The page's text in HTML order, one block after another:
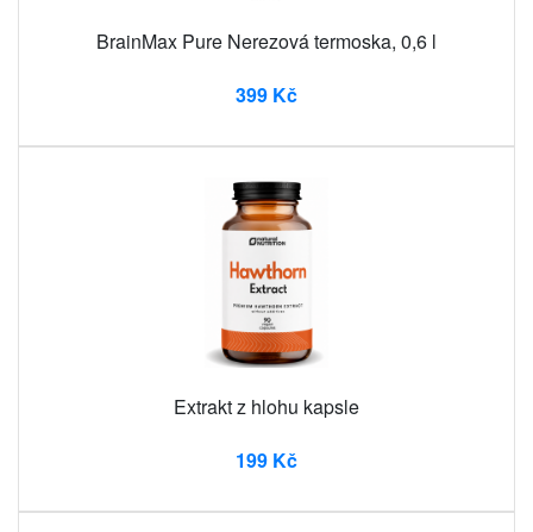
BrainMax Pure Nerezová termoska, 0,6 l
399 Kč
Extrakt z hlohu kapsle
199 Kč